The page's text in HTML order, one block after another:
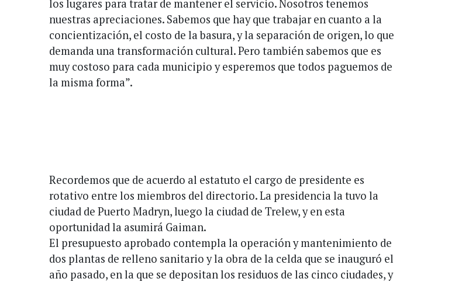
los lugares para tratar de mantener el servicio. Nosotros tenemos
nuestras apreciaciones. Sabemos que hay que trabajar en cuanto a la
concientización, el costo de la basura, y la separación de origen, lo que
demanda una transformación cultural. Pero también sabemos que es
muy costoso para cada municipio y esperemos que todos paguemos de
la misma forma”.
Recordemos que de acuerdo al estatuto el cargo de presidente es
rotativo entre los miembros del directorio. La presidencia la tuvo la
ciudad de Puerto Madryn, luego la ciudad de Trelew, y en esta
oportunidad la asumirá Gaiman.
El presupuesto aprobado contempla la operación y mantenimiento de
dos plantas de relleno sanitario y la obra de la celda que se inauguró el
año pasado, en la que se depositan los residuos de las cinco ciudades, y